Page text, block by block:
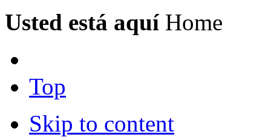
Usted está aquí Home
Top
Skip to content